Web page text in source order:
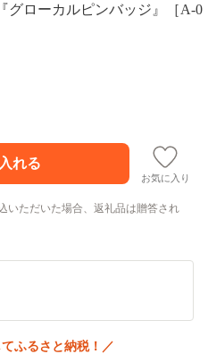
グローカルピンバッジ』［A-0
お気に入り
いただいた場合、返礼品は贈答され
ふるさと納税！／